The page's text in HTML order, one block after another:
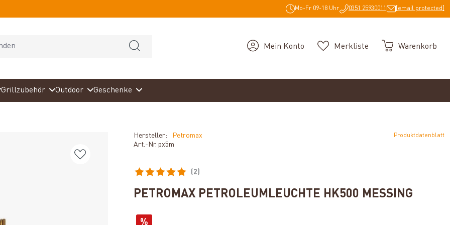
Mo-Fr 09-18 Uhr 0351 25930011 [email protected]
Mein Konto Merkliste Warenkorb
Grillzubehör Outdoor Geschenke
Hersteller:
Petromax
Art.-Nr. px5m
Produktdatenblatt
(2)
PETROMAX PETROLEUMLEUCHTE HK500 MESSING
%